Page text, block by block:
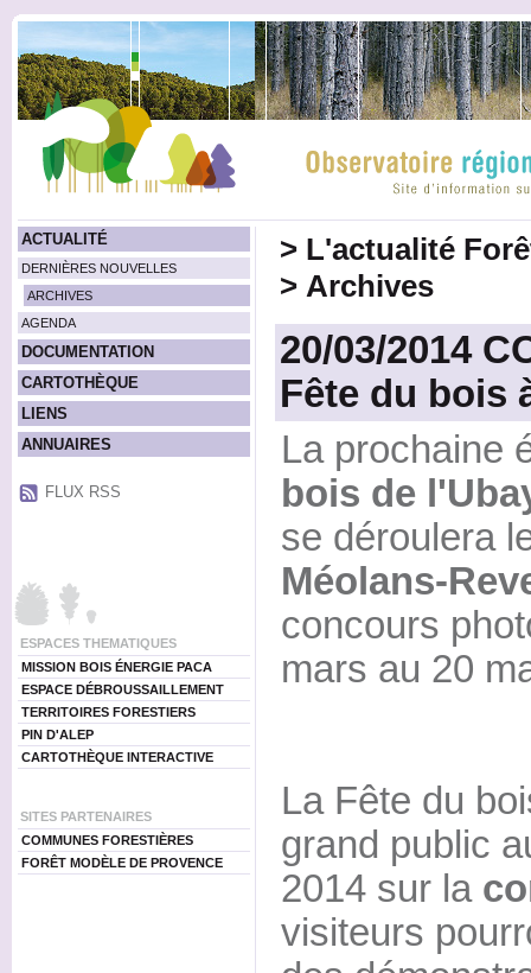
ACTUALITÉ
DERNIÈRES NOUVELLES
ARCHIVES
AGENDA
DOCUMENTATION
CARTOTHÈQUE
LIENS
ANNUAIRES
FLUX RSS
ESPACES THEMATIQUES
MISSION BOIS ÉNERGIE PACA
ESPACE DÉBROUSSAILLEMENT
TERRITOIRES FORESTIERS
PIN D'ALEP
CARTOTHÈQUE INTERACTIVE
SITES PARTENAIRES
COMMUNES FORESTIÈRES
FORÊT MODÈLE DE PROVENCE
> L'actualité
> Archives
20/03/2014
Fête du bois
La prochaine
bois de
se déroulera
Méolans-
concours
mars au 20
La Fête du
grand public
2014 sur la
visiteurs